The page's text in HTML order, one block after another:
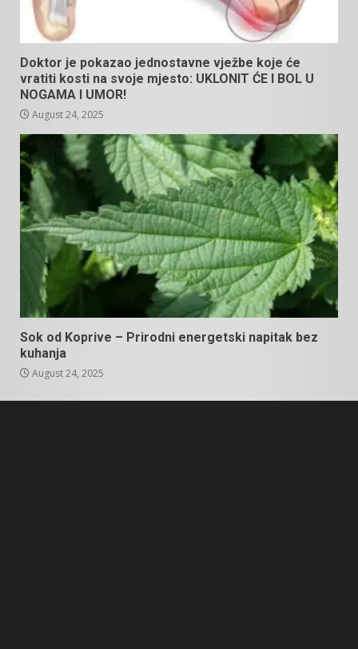
Doktor je pokazao jednostavne vježbe koje će
vratiti kosti na svoje mjesto: UKLONIT ĆE I BOL U
NOGAMA I UMOR!
August 24, 2025
Sok od Koprive – Prirodni energetski napitak bez
kuhanja
August 24, 2025